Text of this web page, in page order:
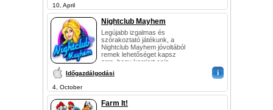
10, April
Nightclub Mayhem
Legújabb izgalmas és
szórakoztató játékunk, a
Nightclub Mayhem jóvoltából
remek lehetőséget kapsz
arra, hogy karriert csin...
Időgazdálgodási i
4, October
Farm It!